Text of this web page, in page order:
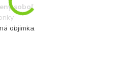
soboľ
objímka.